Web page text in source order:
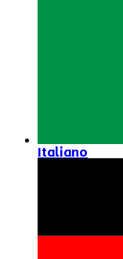
Italiano